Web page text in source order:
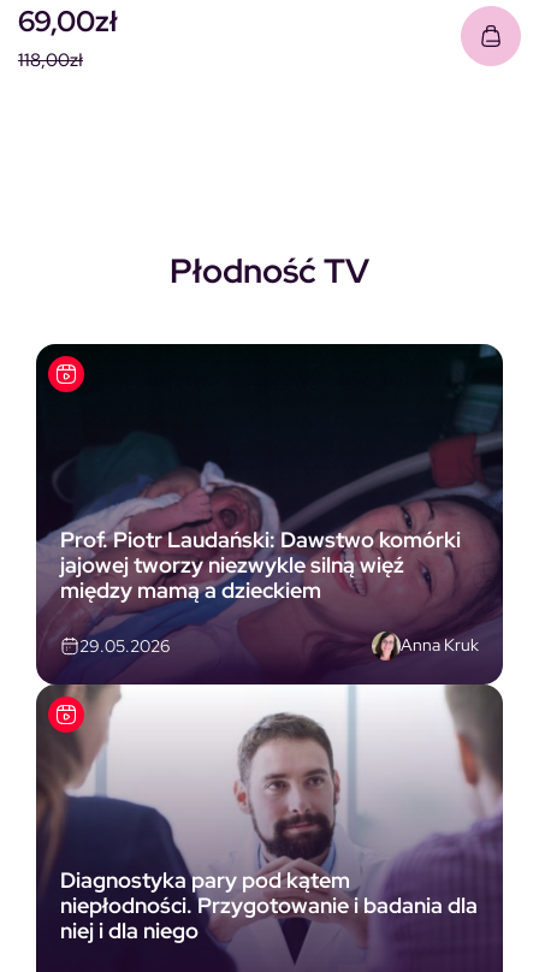
118,00zł
69,00zł
Płodność TV
Prof. Piotr Laudański: Dawstwo komórki
jajowej tworzy niezwykle silną więź
między mamą a dzieckiem
29.05.2026 Anna Kruk
Diagnostyka pary pod kątem
niepłodności. Przygotowanie i badania dla
niej i dla niego